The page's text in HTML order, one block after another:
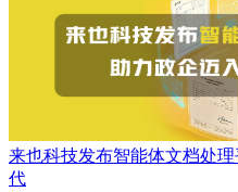
来也科技发布智能体文档处
代